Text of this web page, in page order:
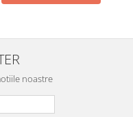
noastre